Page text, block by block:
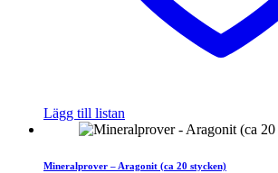
Lägg till listan
Mineralprover – Aragonit (ca 20 stycken)